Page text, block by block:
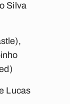
Silva
Lucas